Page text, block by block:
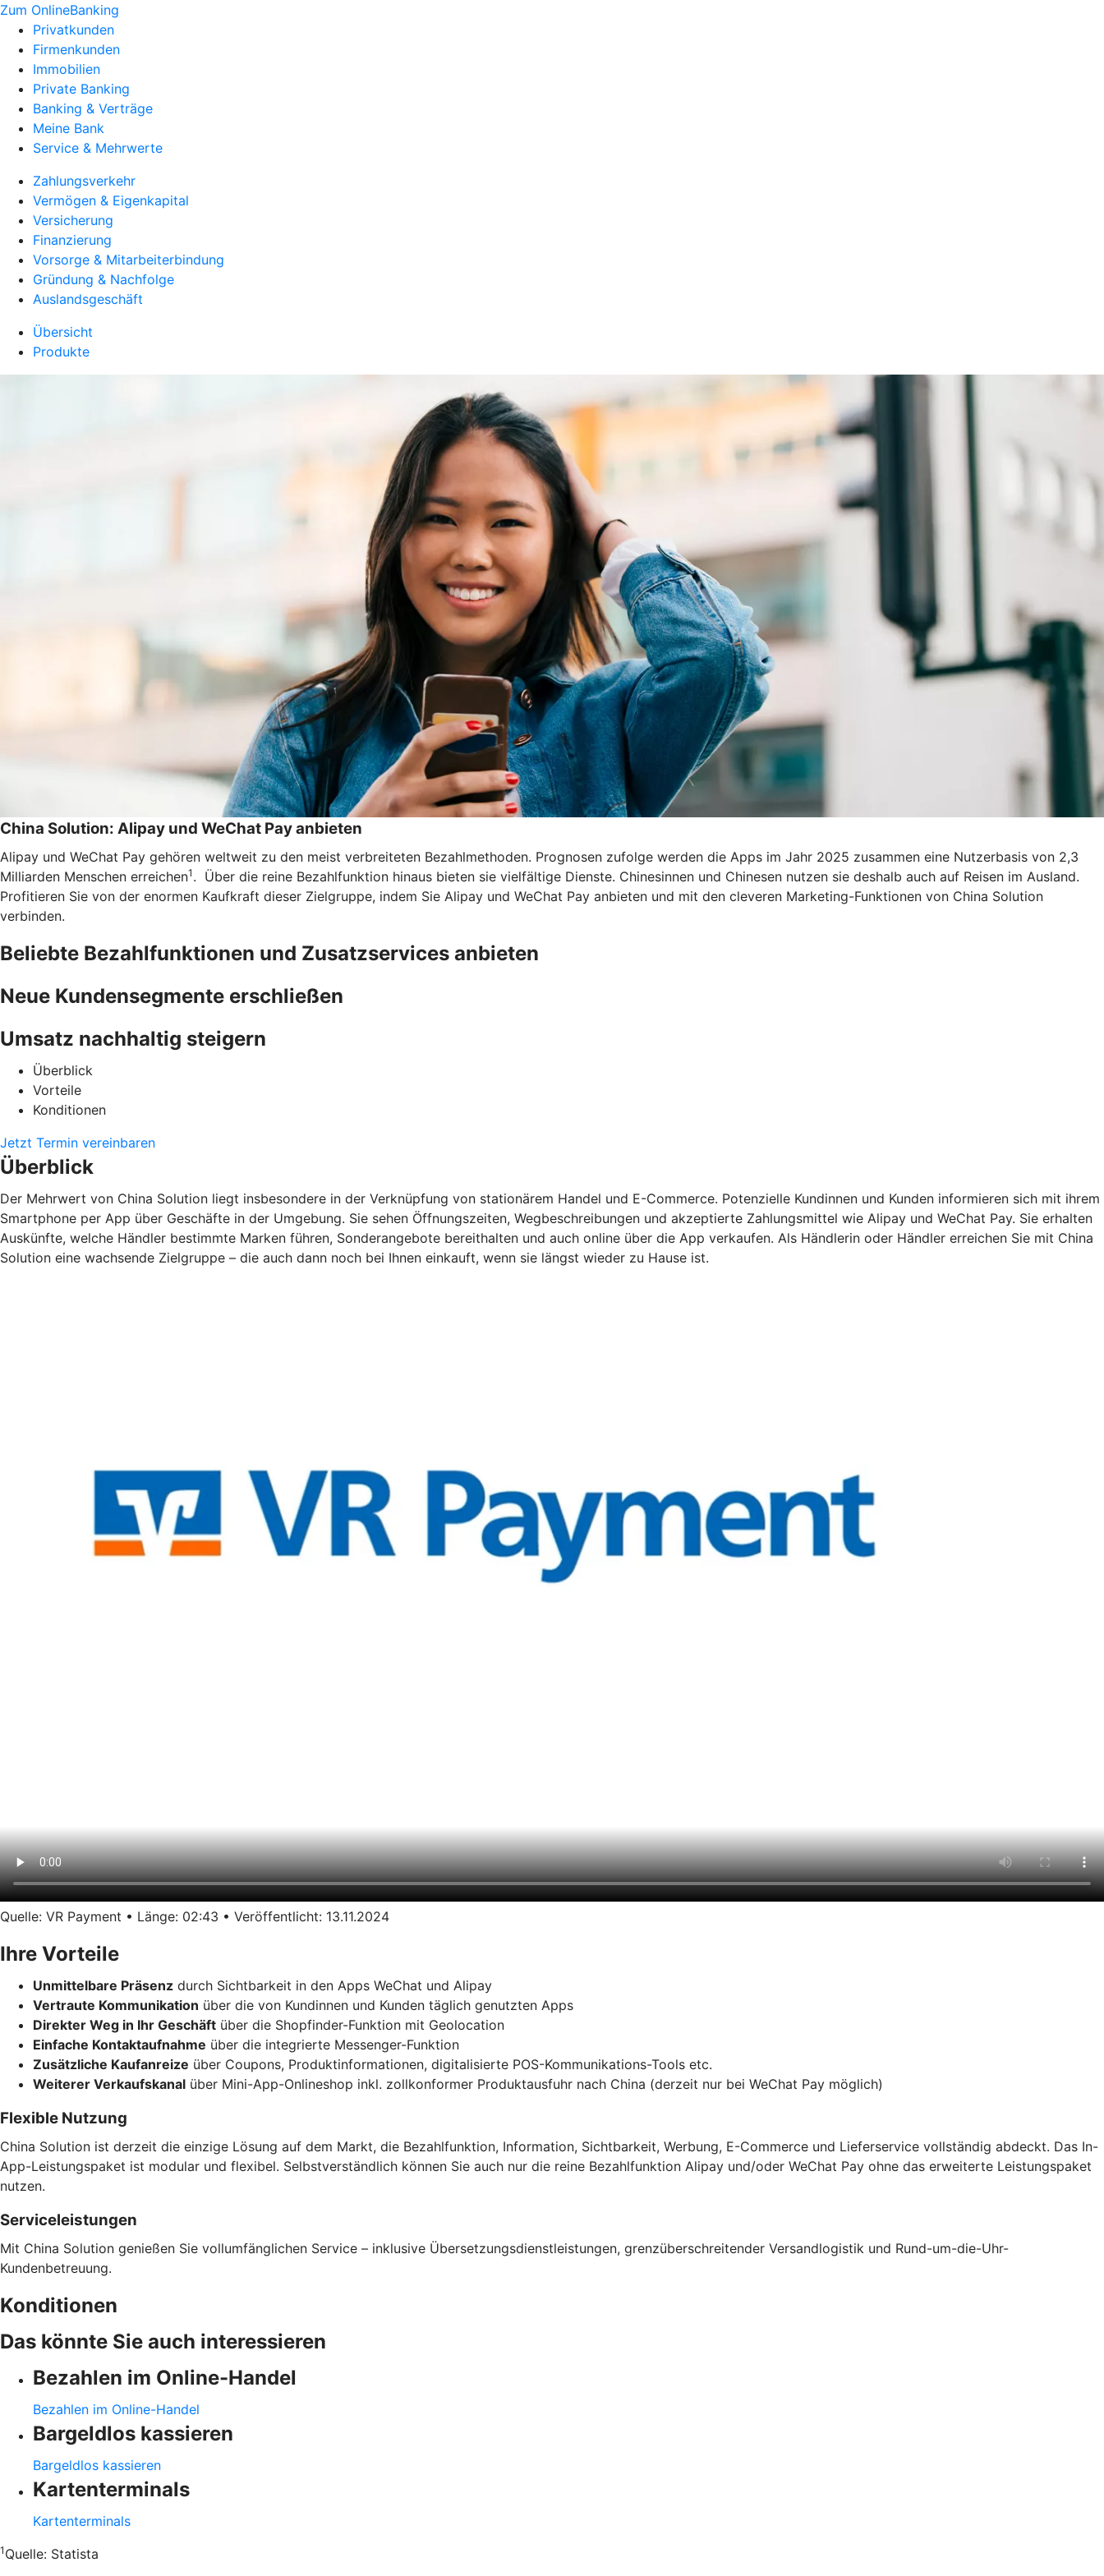
Zum OnlineBanking
Privatkunden
Firmenkunden
Immobilien
Private Banking
Banking & Verträge
Meine Bank
Service & Mehrwerte
Zahlungsverkehr
Vermögen & Eigenkapital
Versicherung
Finanzierung
Vorsorge & Mitarbeiterbindung
Gründung & Nachfolge
Auslandsgeschäft
Übersicht
Produkte
China Solution: Alipay und WeChat Pay anbieten
Alipay und WeChat Pay gehören weltweit zu den meist verbreiteten Bezahlmethoden. Prognosen zufolge werden die Apps im Jahr 2025 zusammen eine Nutzerbasis von 2,3
Milliarden Menschen erreichen1 . Über die reine Bezahlfunktion hinaus bieten sie vielfältige Dienste. Chinesinnen und Chinesen nutzen sie deshalb auch auf Reisen im Ausland.
Profitieren Sie von der enormen Kaufkraft dieser Zielgruppe, indem Sie Alipay und WeChat Pay anbieten und mit den cleveren Marketing-Funktionen von China Solution
verbinden.
Beliebte Bezahlfunktionen und Zusatzservices anbieten
Neue Kundensegmente erschließen
Umsatz nachhaltig steigern
Überblick
Vorteile
Konditionen
Jetzt Termin vereinbaren
Überblick
Der Mehrwert von China Solution liegt insbesondere in der Verknüpfung von stationärem Handel und E-Commerce. Potenzielle Kundinnen und Kunden informieren sich mit ihrem
Smartphone per App über Geschäfte in der Umgebung. Sie sehen Öffnungszeiten, Wegbeschreibungen und akzeptierte Zahlungsmittel wie Alipay und WeChat Pay. Sie erhalten
Auskünfte, welche Händler bestimmte Marken führen, Sonderangebote bereithalten und auch online über die App verkaufen. Als Händlerin oder Händler erreichen Sie mit China
Solution eine wachsende Zielgruppe – die auch dann noch bei Ihnen einkauft, wenn sie längst wieder zu Hause ist.
Quelle: VR Payment • Länge: 02:43 • Veröffentlicht: 13.11.2024
Ihre Vorteile
Unmittelbare Präsenz durch Sichtbarkeit in den Apps WeChat und Alipay
Vertraute Kommunikation über die von Kundinnen und Kunden täglich genutzten Apps
Direkter Weg in Ihr Geschäft über die Shopfinder-Funktion mit Geolocation
Einfache Kontaktaufnahme über die integrierte Messenger-Funktion
Zusätzliche Kaufanreize über Coupons, Produktinformationen, digitalisierte POS-Kommunikations-Tools etc.
Weiterer Verkaufskanal über Mini-App-Onlineshop inkl. zollkonformer Produktausfuhr nach China (derzeit nur bei WeChat Pay möglich)
Flexible Nutzung
China Solution ist derzeit die einzige Lösung auf dem Markt, die Bezahlfunktion, Information, Sichtbarkeit, Werbung, E-Commerce und Lieferservice vollständig abdeckt. Das In-
App-Leistungspaket ist modular und flexibel. Selbstverständlich können Sie auch nur die reine Bezahlfunktion Alipay und/oder WeChat Pay ohne das erweiterte Leistungspaket
nutzen.
Serviceleistungen
Mit China Solution genießen Sie vollumfänglichen Service – inklusive Übersetzungsdienstleistungen, grenzüberschreitender Versandlogistik und Rund-um-die-Uhr-
Kundenbetreuung.
Konditionen
Das könnte Sie auch interessieren
Bezahlen im Online-Handel
Bezahlen im Online-Handel
Bargeldlos kassieren
Bargeldlos kassieren
Kartenterminals
Kartenterminals
1 Quelle: Statista